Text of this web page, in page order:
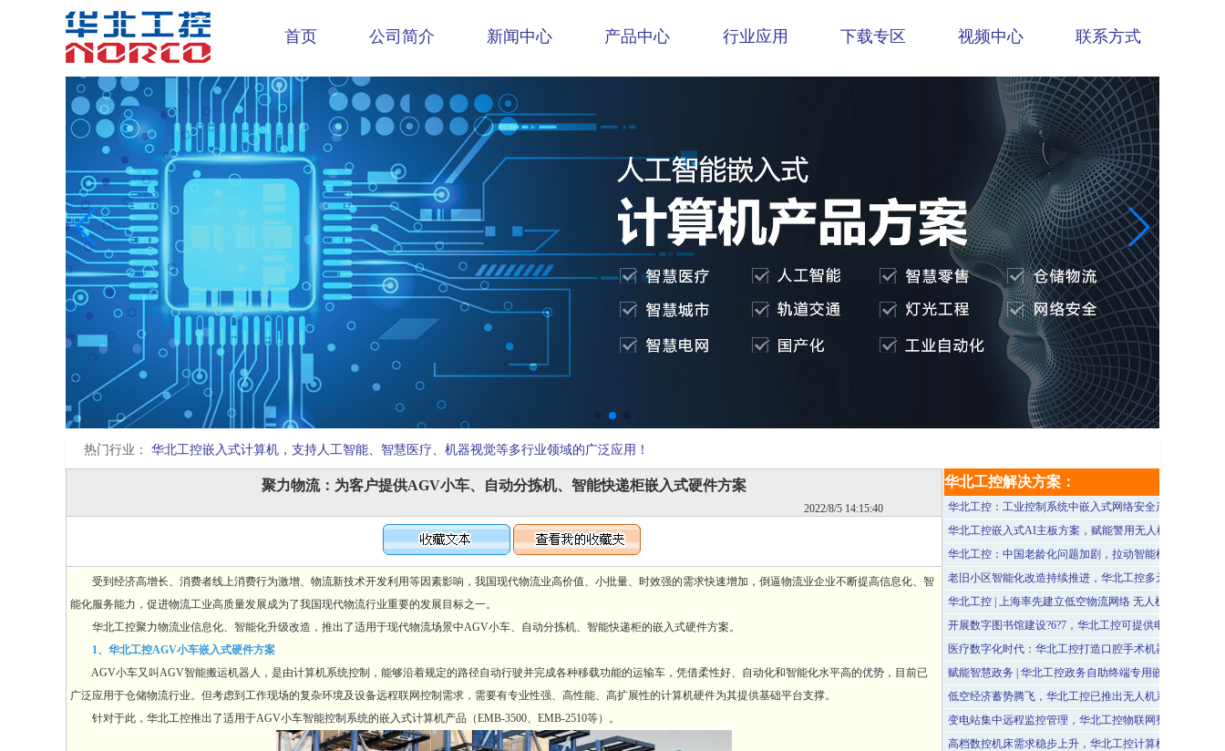
首页 公司简介 新闻中心 产品中心 行业应用 下载专区 视频中心 联系方式
热门行业： 华北工控嵌入式计算机，支持人工智能、智慧医疗、机器视觉等多行业领域的广泛应用！
聚力物流：为客户提供AGV小车、自动分拣机、智能快递柜嵌入式硬件方案
2022/8/5 14:15:40
受到经济高增长、消费者线上消费行为激增、物流新技术开发利用等因素影响，我国现代物流业高价值、小批量、时效强的需求快速增加，倒逼物流业企业不断提高信息化、智
能化服务能力，促进物流工业高质量发展成为了我国现代物流行业重要的发展目标之一。
华北工控聚力物流业信息化、智能化升级改造，推出了适用于现代物流场景中AGV小车、自动分拣机、智能快递柜的嵌入式硬件方案。
1、华北工控AGV小车嵌入式硬件方案
AGV小车又叫AGV智能搬运机器人，是由计算机系统控制，能够沿着规定的路径自动行驶并完成各种移载功能的运输车，凭借柔性好、自动化和智能化水平高的优势，目前已
广泛应用于仓储物流行业。但考虑到工作现场的复杂环境及设备远程联网控制需求，需要有专业性强、高性能、高扩展性的计算机硬件为其提供基础平台支撑。
针对于此，华北工控推出了适用于AGV小车智能控制系统的嵌入式计算机产品（EMB-3500、EMB-2510等）。
华北工控解决方案：
华北工控：工业控制系统中嵌入式网络安全产品的技术实
华北工控嵌入式AI主板方案，赋能警用无人机创新应用
华北工控：中国老龄化问题加剧，拉动智能机器人产业发
老旧小区智能化改造持续推进，华北工控多元化产品方案
华北工控 | 上海率先建立低空物流网络 无人机送餐服务即
开展数字图书馆建设?6?7，华北工控可提供电子图书借阅
医疗数字化时代：华北工控打造口腔手术机器人专用嵌入
赋能智慧政务 | 华北工控政务自助终端专用嵌入式计算机
低空经济蓄势腾飞，华北工控已推出无人机系统嵌入式产
变电站集中远程监控管理，华北工控物联网整机BIS-
高档数控机床需求稳步上升，华北工控计算机硬件协同发